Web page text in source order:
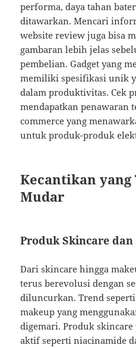
performa, daya tahan
ditawarkan. Mencari
website review juga bisa
gambaran lebih jelas
pembelian. Gadget yang
memiliki spesifikasi unik
dalam produktivitas. Cek
mendapatkan penawaran
commerce yang
untuk produk-produk
Kecantikan yang
Mudar
Produk Skincare
Dari skincare hingga
terus berevolusi dengan
diluncurkan. Trend seperti
makeup yang
digemari. Produk
aktif seperti niacinamide